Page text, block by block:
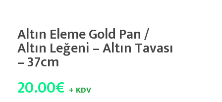
Altın Eleme Gold Pan /
Altın Leğeni – Altın Tavası
– 37cm
20.00€ + KDV